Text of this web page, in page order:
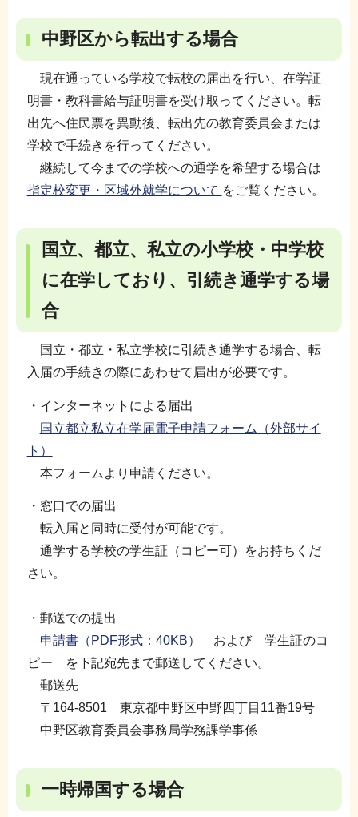
中野区から転出する場合
現在通っている学校で転校の届出を行い、在学証
明書・教科書給与証明書を受け取ってください。転
出先へ住民票を異動後、転出先の教育委員会または
学校で手続きを行ってください。
継続して今までの学校への通学を希望する場合は
指定校変更・区域外就学について をご覧ください。
国立、都立、私立の小学校・中学校
に在学しており、引続き通学する場
合
国立・都立・私立学校に引続き通学する場合、転
入届の手続きの際にあわせて届出が必要です。
・インターネットによる届出
国立都立私立在学届電子申請フォーム（外部サイ
ト）
本フォームより申請ください。
・窓口での届出
転入届と同時に受付が可能です。
通学する学校の学生証（コピー可）をお持ちくだ
さい。
・郵送での提出
申請書（PDF形式：40KB）
および 学生証のコ
ピー を下記宛先まで郵送してください。
郵送先
〒164-8501 東京都中野区中野四丁目11番19号
中野区教育委員会事務局学務課学事係
一時帰国する場合